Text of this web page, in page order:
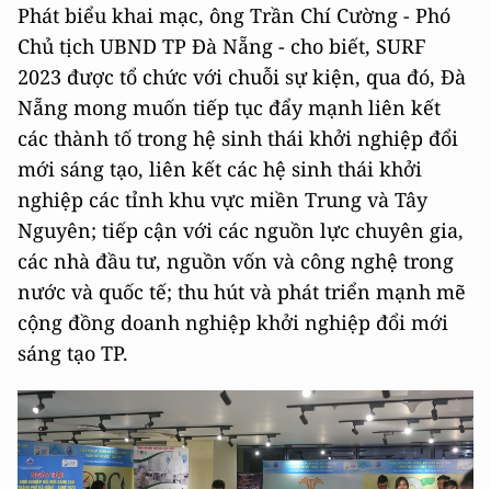
Phát biểu khai mạc, ông Trần Chí Cường - Phó
Chủ tịch UBND TP Đà Nẵng - cho biết, SURF
2023 được tổ chức với chuỗi sự kiện, qua đó, Đà
Nẵng mong muốn tiếp tục đẩy mạnh liên kết
các thành tố trong hệ sinh thái khởi nghiệp đổi
mới sáng tạo, liên kết các hệ sinh thái khởi
nghiệp các tỉnh khu vực miền Trung và Tây
Nguyên; tiếp cận với các nguồn lực chuyên gia,
các nhà đầu tư, nguồn vốn và công nghệ trong
nước và quốc tế; thu hút và phát triển mạnh mẽ
cộng đồng doanh nghiệp khởi nghiệp đổi mới
sáng tạo TP.